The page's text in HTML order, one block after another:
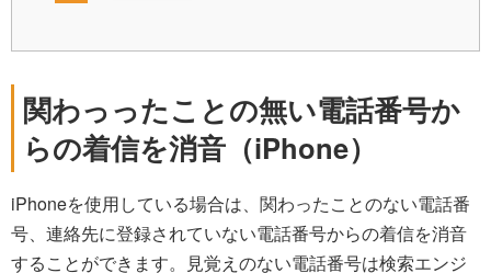
関わっったことの無い電話番号か
らの着信を消音（iPhone）
iPhoneを使用している場合は、関わったことのない電話番
号、連絡先に登録されていない電話番号からの着信を消音
することができます。見覚えのない電話番号は検索エンジ